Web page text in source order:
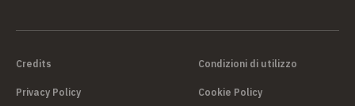
Credits Condizioni di utilizzo
Privacy Policy Cookie Policy